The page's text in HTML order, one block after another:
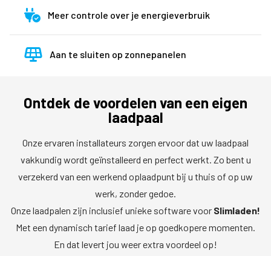
Meer controle over je energieverbruik
Aan te sluiten op zonnepanelen
Ontdek de voordelen van een eigen
laadpaal
Onze ervaren installateurs zorgen ervoor dat uw laadpaal
vakkundig wordt geïnstalleerd en perfect werkt. Zo bent u
verzekerd van een werkend oplaadpunt bij u thuis of op uw
werk, zonder gedoe.
Onze laadpalen zijn inclusief unieke software voor Slimladen!
Met een dynamisch tarief laad je op goedkopere momenten.
En dat levert jou weer extra voordeel op!